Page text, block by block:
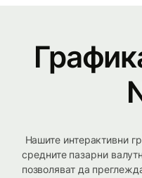
Нашите интерактивни
средните пазарни
позволяват да